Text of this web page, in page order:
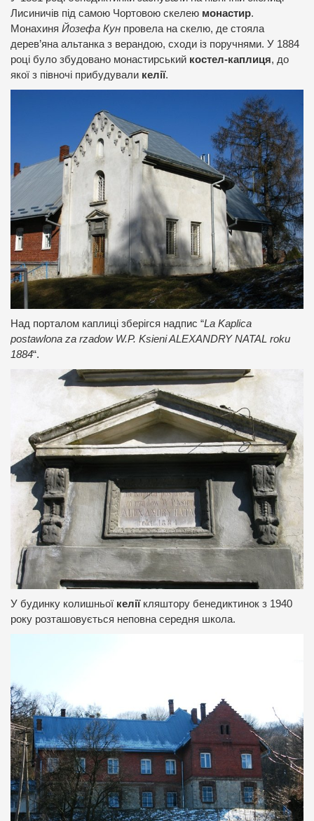
Лисиничів під самою Чортовою скелею монастир.
Монахиня Йозефа Кун провела на скелю, де стояла
дерев’яна альтанка з верандою, сходи із поручнями. У 1884
році було збудовано монастирський костел-каплиця, до
якої з півночі прибудували келії.
Над порталом каплиці зберігся надпис “La Kaplica
postawlona za rzadow W.P. Ksieni ALEXANDRY NATAL roku
1884“.
У будинку колишньої келії кляштору бенедиктинок з 1940
року розташовується неповна середня школа.